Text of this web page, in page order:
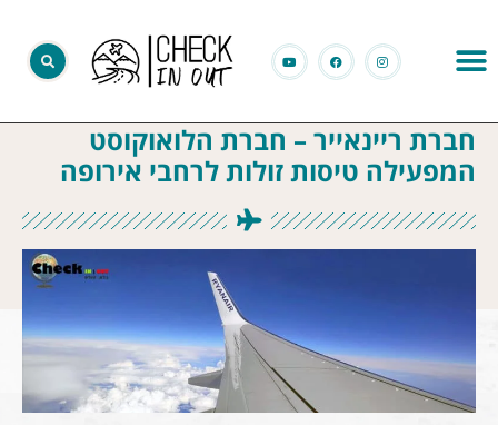
חברת ריינאייר – חברת הלואוקוסט
המפעילה טיסות זולות לרחבי אירופה